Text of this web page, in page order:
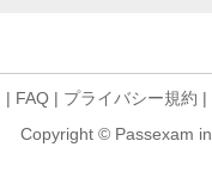
| FAQ | プライバシー規約 |
Copyright © Passexam